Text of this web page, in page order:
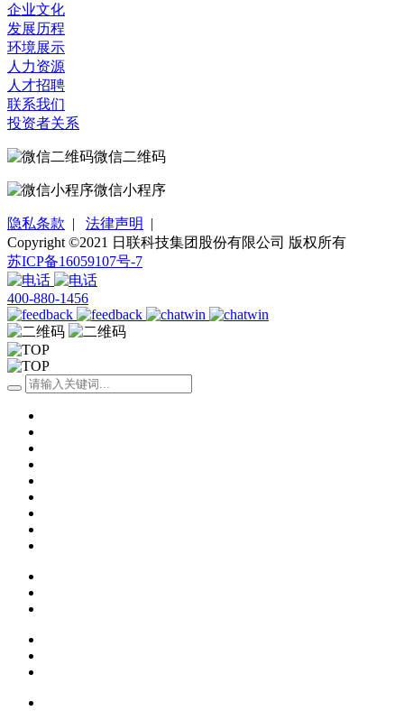
企业文化
发展历程
环境展示
人力资源
人才招聘
联系我们
投资者关系
微信二维码
微信小程序
隐私条款 | 法律声明
|
Copyright ©2021 日联科技集团股份有限公司 版权所有
苏ICP备16059107号-7
400-880-1456